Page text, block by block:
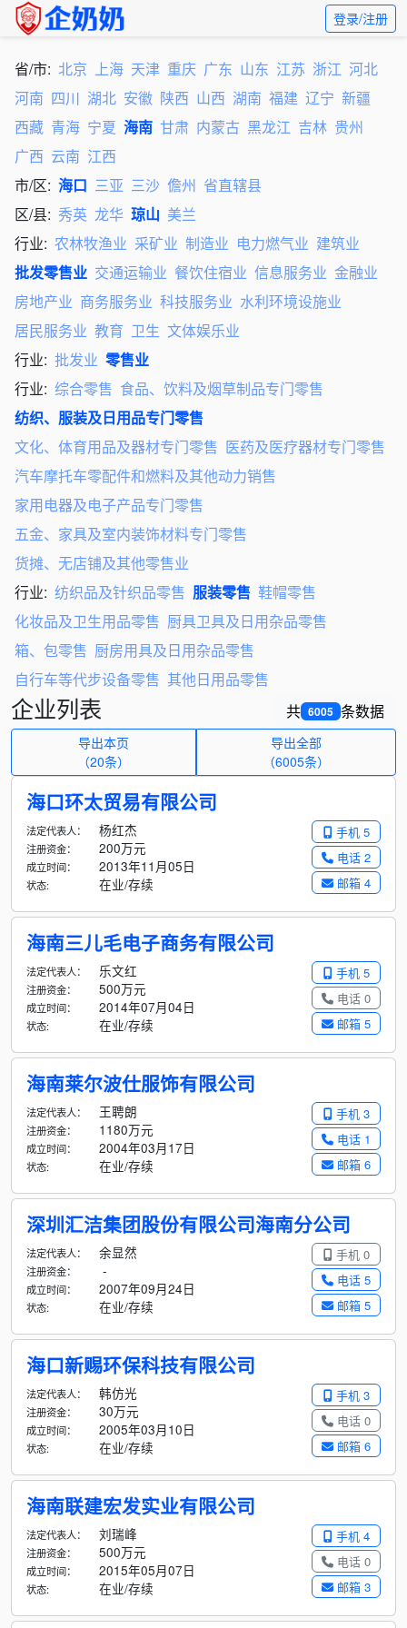
登录/注册
省/市: 北京 上海 天津 重庆 广东 山东 江苏 浙江 河北
河南 四川 湖北 安徽 陕西 山西 湖南 福建 辽宁 新疆
西藏 青海 宁夏 海南 甘肃 内蒙古 黑龙江 吉林 贵州
广西 云南 江西
市/区: 海口 三亚 三沙 儋州 省直辖县
区/县: 秀英 龙华 琼山 美兰
行业: 农林牧渔业 采矿业 制造业 电力燃气业 建筑业
批发零售业 交通运输业 餐饮住宿业 信息服务业 金融业
房地产业 商务服务业 科技服务业 水利环境设施业
居民服务业 教育 卫生 文体娱乐业
行业: 批发业 零售业
行业: 综合零售 食品、饮料及烟草制品专门零售
纺织、服装及日用品专门零售
文化、体育用品及器材专门零售 医药及医疗器材专门零售
汽车摩托车零配件和燃料及其他动力销售
家用电器及电子产品专门零售
五金、家具及室内装饰材料专门零售
货摊、无店铺及其他零售业
行业: 纺织品及针织品零售 服装零售 鞋帽零售
化妆品及卫生用品零售 厨具卫具及日用杂品零售
箱、包零售 厨房用具及日用杂品零售
自行车等代步设备零售 其他日用品零售
共 6005 条数据
企业列表
导出本页
（20条）
导出全部
（6005条）
海口环太贸易有限公司
手机 5
电话 2
邮箱 4
法定代表人： 杨红杰
注册资金： 200万元
成立时间： 2013年11月05日
状态: 在业/存续
海南三儿毛电子商务有限公司
手机 5
电话 0
邮箱 5
法定代表人： 乐文红
注册资金： 500万元
成立时间： 2014年07月04日
状态: 在业/存续
海南莱尔波仕服饰有限公司
手机 3
电话 1
邮箱 6
法定代表人： 王聘朗
注册资金： 1180万元
成立时间： 2004年03月17日
状态: 在业/存续
深圳汇洁集团股份有限公司海南分公司
手机 0
电话 5
邮箱 5
法定代表人： 余显然
注册资金： -
成立时间： 2007年09月24日
状态: 在业/存续
海口新赐环保科技有限公司
手机 3
电话 0
邮箱 6
法定代表人： 韩仿光
注册资金： 30万元
成立时间： 2005年03月10日
状态: 在业/存续
海南联建宏发实业有限公司
手机 4
电话 0
邮箱 3
法定代表人： 刘瑞峰
注册资金： 500万元
成立时间： 2015年05月07日
状态: 在业/存续